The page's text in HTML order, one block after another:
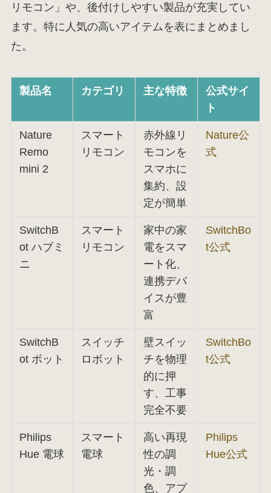
リモコン」や、後付けしやすい製品が充実してい
ます。特に人気の高いアイテムを表にまとめまし
た。
製品名 カテゴリ 主な特徴
公式サイ
ト
Nature
Remo
mini 2
スマート
リモコン
赤外線リ
モコンを
スマホに
集約、設
定が簡単
Nature公
式
SwitchB
ot ハブミ
ニ
スマート
リモコン
家中の家
電をスマ
ート化、
連携デバ
イスが豊
富
SwitchBo
t公式
SwitchB
ot ボット
スイッチ
ロボット
壁スイッ
チを物理
的に押
す、工事
完全不要
SwitchBo
t公式
Philips
Hue 電球
スマート
電球
高い再現
性の調
光・調
色、アプ
Philips
Hue公式